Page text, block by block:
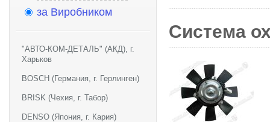
за Виробником
"АВТО-КОМ-ДЕТАЛЬ" (АКД), г.
Харьков
BOSCH (Германия, г. Герлинген)
BRISK (Чехия, г. Табор)
DENSO (Япония, г. Кария)
Система